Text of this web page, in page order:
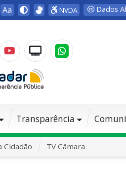
Aa NVDA Dados
Transparência
Cidadão TV Câmara